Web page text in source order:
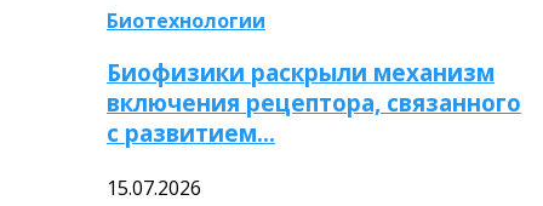
Биотехнологии
Биофизики раскрыли механизм
включения рецептора, связанного
с развитием…
15.07.2026